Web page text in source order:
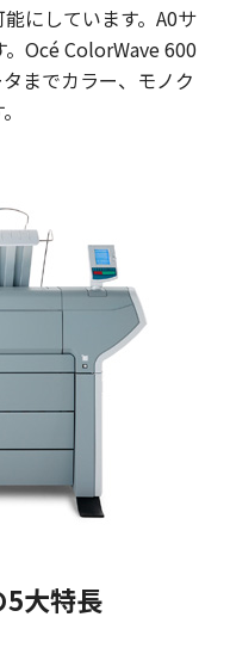
にしています。A0サ
Océ ColorWave 600
までカラー、モノク
大特長